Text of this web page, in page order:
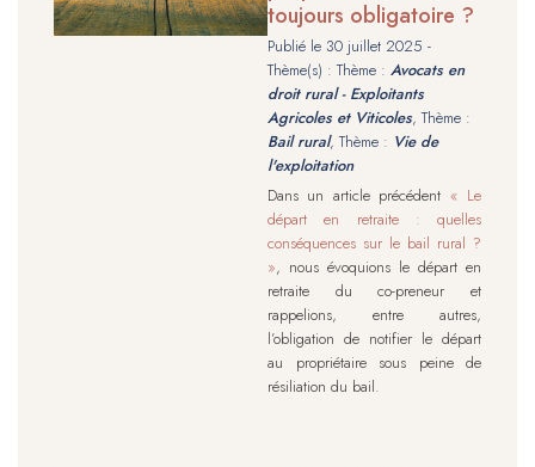
toujours obligatoire ?
Publié le 30 juillet 2025 -
Thème(s) : Thème : Avocats en
droit rural - Exploitants
Agricoles et Viticoles, Thème :
Bail rural, Thème : Vie de
l'exploitation
Dans un article précédent « Le
départ en retraite : quelles
conséquences sur le bail rural ?
», nous évoquions le départ en
retraite du co-preneur et
rappelions, entre autres,
l’obligation de notifier le départ
au propriétaire sous peine de
résiliation du bail.